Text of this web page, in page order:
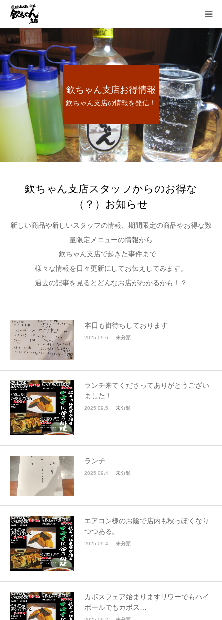
欽ちゃん支店お得情報
欽ちゃん支店の情報を発信！
欽ちゃん支店スタッフからのお得な
（？）お知らせ
新しい商品や新しいスタッフの情報、期間限定の商品やお得な数
量限定メニューの情報から
欽ちゃん支店で起きた事件まで…
様々な情報を日々更新にしてお伝えしてみます。
過去の記事を見るとどんなお店がわかるかも！？
本日も御待ちしております
2025.09.6 未分類
ランチ来てくださってありがとうござい
ました！
2025.09.5 未分類
ランチ
2025.09.4 未分類
エアコン様のお陰で店内も秋っぽくなり
つつある。
2025.09.4 未分類
カボスフェア始まりますサワーでもハイ
ボールでもカボス…
HOME
お得情報
お品書き
宴会
懐かしい炭鉱ホルモン
想い出のあとに
加藤商店TOP